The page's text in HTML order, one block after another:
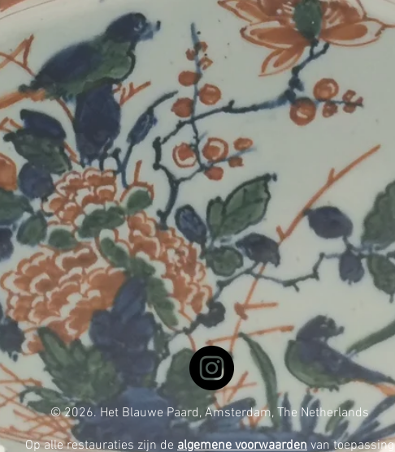
© 2026. Het Blauwe Paard, Amsterdam, The Netherlands
Op alle restauraties zijn de algemene voorwaarden van toepassing